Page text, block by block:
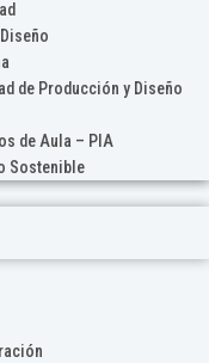
de Producción y Diseño
de Aula – PIA
Sostenible